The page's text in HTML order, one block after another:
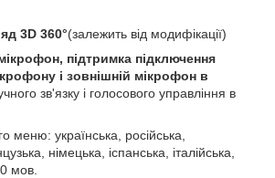
3D 360°(залежить від модифікації)
підтримка підключення
і зовнішній мікрофон в
зв'язку і голосового управління в
меню: українська, російська,
німецька, іспанська, італійська,
мов.